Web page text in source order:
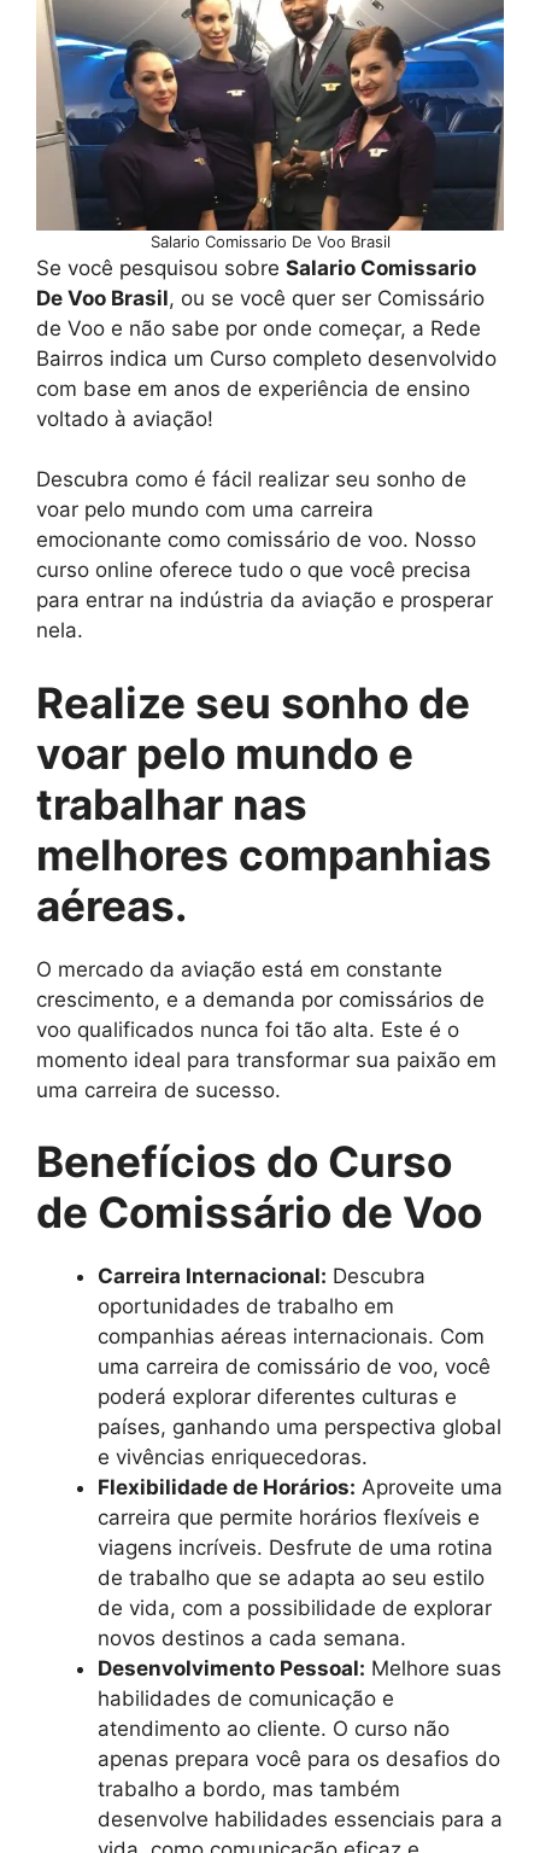
Salario Comissario De Voo Brasil
Se você pesquisou sobre Salario Comissario
De Voo Brasil, ou se você quer ser Comissário
de Voo e não sabe por onde começar, a Rede
Bairros indica um Curso completo desenvolvido
com base em anos de experiência de ensino
voltado à aviação!
Descubra como é fácil realizar seu sonho de
voar pelo mundo com uma carreira
emocionante como comissário de voo. Nosso
curso online oferece tudo o que você precisa
para entrar na indústria da aviação e prosperar
nela.
Realize seu sonho de
voar pelo mundo e
trabalhar nas
melhores companhias
aéreas.
O mercado da aviação está em constante
crescimento, e a demanda por comissários de
voo qualificados nunca foi tão alta. Este é o
momento ideal para transformar sua paixão em
uma carreira de sucesso.
Benefícios do Curso
de Comissário de Voo
Carreira Internacional: Descubra
oportunidades de trabalho em
companhias aéreas internacionais. Com
uma carreira de comissário de voo, você
poderá explorar diferentes culturas e
países, ganhando uma perspectiva global
e vivências enriquecedoras.
Flexibilidade de Horários: Aproveite uma
carreira que permite horários flexíveis e
viagens incríveis. Desfrute de uma rotina
de trabalho que se adapta ao seu estilo
de vida, com a possibilidade de explorar
novos destinos a cada semana.
Desenvolvimento Pessoal: Melhore suas
habilidades de comunicação e
atendimento ao cliente. O curso não
apenas prepara você para os desafios do
trabalho a bordo, mas também
desenvolve habilidades essenciais para a